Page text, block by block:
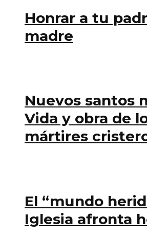
Honrar a tu
madre
Nuevos santos
Vida y obra de
mártires
El “mundo
Iglesia afronta